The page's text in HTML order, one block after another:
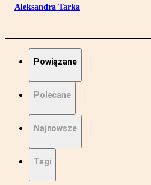
Aleksandra Tarka
Powiązane
Polecane
Najnowsze
Tagi